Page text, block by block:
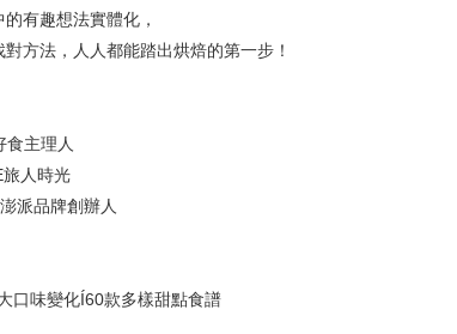
有趣想法實體化，
方法，人人都能踏出烘焙的第一步！
食主理人
人時光
派品牌創辦人
口味變化Í60款多樣甜點食譜